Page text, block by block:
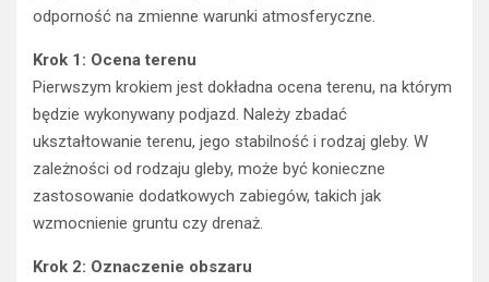
odporność na zmienne warunki atmosferyczne.
Krok 1: Ocena terenu
Pierwszym krokiem jest dokładna ocena terenu, na którym
będzie wykonywany podjazd. Należy zbadać
ukształtowanie terenu, jego stabilność i rodzaj gleby. W
zależności od rodzaju gleby, może być konieczne
zastosowanie dodatkowych zabiegów, takich jak
wzmocnienie gruntu czy drenaż.
Krok 2: Oznaczenie obszaru